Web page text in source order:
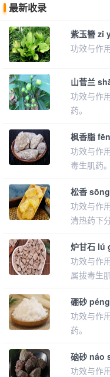
最新收录
紫玉簪 zǐ
功效与作
山菅兰
功效与作
药。
枫香脂
功效与作
毒生肌药。
松香
功效与作
清热药下
炉甘石 lú
功效与作
属拔毒生
硼砂
功效与作
药。
硇砂 náo
功效与作